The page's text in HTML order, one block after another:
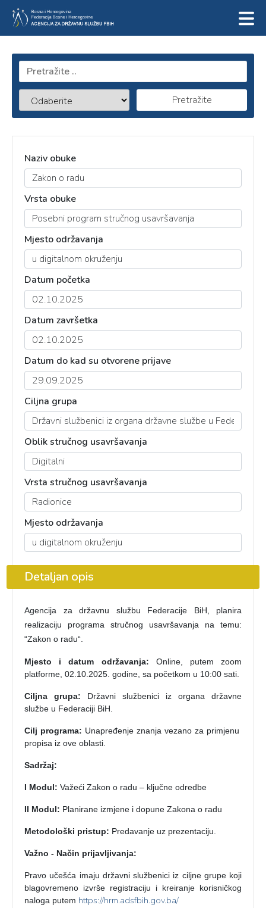
Pretražite
Naziv obuke
Vrsta obuke
Mjesto održavanja
Datum početka
Datum završetka
Datum do kad su otvorene prijave
Ciljna grupa
Oblik stručnog usavršavanja
Vrsta stručnog usavršavanja
Mjesto održavanja
Detaljan opis
Agencija za državnu službu Federacije BiH, planira
realizaciju programa stručnog usavršavanja na temu:
“Zakon o radu“.
Mjesto i datum održavanja:
Online, putem zoom
platforme, 02.10.2025. godine, sa početkom u 10:00 sati.
Ciljna grupa:
Državni službenici iz organa državne
službe u Federaciji BiH.
Cilj programa: Unapređenje znanja vezano za primjenu
propisa iz ove oblasti.
Sadržaj:
I Modul: Važeći Zakon o radu – ključne odredbe
II Modul: Planirane izmjene i dopune Zakona o radu
Metodološki pristup: Predavanje uz prezentaciju.
Važno - Način prijavljivanja:
Pravo učešća imaju državni službenici iz ciljne grupe koji
blagovremeno izvrše registraciju i kreiranje korisničkog
naloga putem https://hrm.adsfbih.gov.ba/